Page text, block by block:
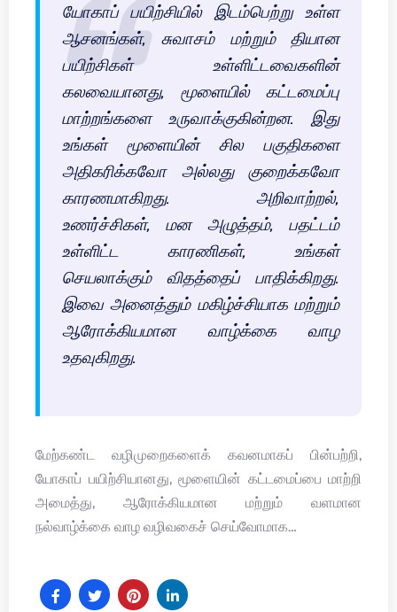
யோகாப் பயிற்சியில் இடம்பெற்று உள்ள
ஆசனங்கள், சுவாசம் மற்றும் தியான
பயிற்சிகள் உள்ளிட்டவைகளின்
கலவையானது, மூளையில் கட்டமைப்பு
மாற்றங்களை உருவாக்குகின்றன. இது
உங்கள் மூளையின் சில பகுதிகளை
அதிகரிக்கவோ அல்லது குறைக்கவோ
காரணமாகிறது. அறிவாற்றல்,
உணர்ச்சிகள், மன அழுத்தம், பதட்டம்
உள்ளிட்ட காரணிகள், உங்கள்
செயலாக்கும் விதத்தைப் பாதிக்கிறது.
இவை அனைத்தும் மகிழ்ச்சியாக மற்றும்
ஆரோக்கியமான வாழ்க்கை வாழ
உதவுகிறது.
மேற்கண்ட வழிமுறைகளைக் கவனமாகப் பின்பற்றி,
யோகாப் பயிற்சியானது, மூளையின் கட்டமைப்பை மாற்றி
அமைத்து, ஆரோக்கியமான மற்றும் வளமான
நல்வாழ்க்கை வாழ வழிவகைச் செய்வோமாக…